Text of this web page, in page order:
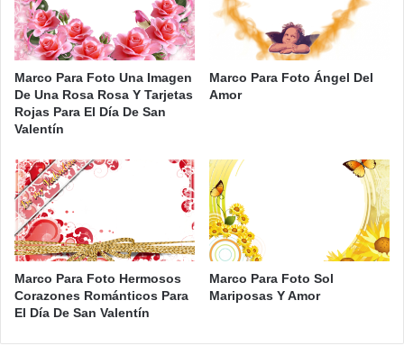
Marco Para Foto Una Imagen
De Una Rosa Rosa Y Tarjetas
Rojas Para El Día De San
Valentín
Marco Para Foto Ángel Del
Amor
Marco Para Foto Hermosos
Corazones Románticos Para
El Día De San Valentín
Marco Para Foto Sol
Mariposas Y Amor